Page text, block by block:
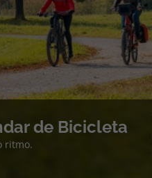
de Bicicleta
ritmo.